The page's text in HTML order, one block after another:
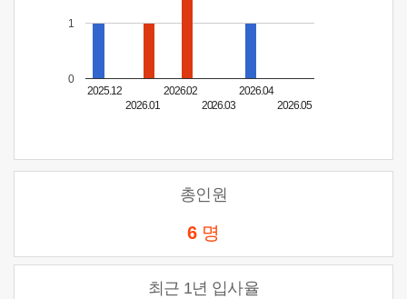
2025.12
2026.01
2026.02
2026.03
2026.04
2026.05
0
1
총인원
6 명
최근 1년 입사율